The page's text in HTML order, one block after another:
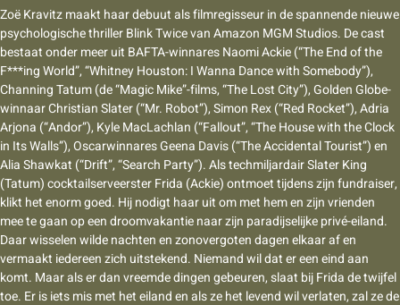
Zoë Kravitz maakt haar debuut als filmregisseur in de spannende nieuwe
psychologische thriller Blink Twice van Amazon MGM Studios. De cast
bestaat onder meer uit BAFTA-winnares Naomi Ackie (“The End of the
F***ing World”, “Whitney Houston: I Wanna Dance with Somebody”),
Channing Tatum (de “Magic Mike”-films, “The Lost City”), Golden Globe-
winnaar Christian Slater (“Mr. Robot”), Simon Rex (“Red Rocket”), Adria
Arjona (“Andor”), Kyle MacLachlan (“Fallout”, “The House with the Clock
in Its Walls”), Oscarwinnares Geena Davis (“The Accidental Tourist”) en
Alia Shawkat (“Drift”, “Search Party”). Als techmiljardair Slater King
(Tatum) cocktailserveerster Frida (Ackie) ontmoet tijdens zijn fundraiser,
klikt het enorm goed. Hij nodigt haar uit om met hem en zijn vrienden
mee te gaan op een droomvakantie naar zijn paradijselijke privé-eiland.
Daar wisselen wilde nachten en zonovergoten dagen elkaar af en
vermaakt iedereen zich uitstekend. Niemand wil dat er een eind aan
komt. Maar als er dan vreemde dingen gebeuren, slaat bij Frida de twijfel
toe. Er is iets mis met het eiland en als ze het levend wil verlaten, zal ze de